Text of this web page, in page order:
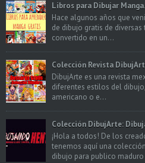
Libros para Dibujar Manga.
Hace algunos años que
de dibujo gratis de
convertido en un...
Colección Revista
DibujArte es una revista
diferentes estilos del
americano o e...
Colección DibujArte:
¡Hola a todos! De los
tenemos aquí una
dibujo para publico